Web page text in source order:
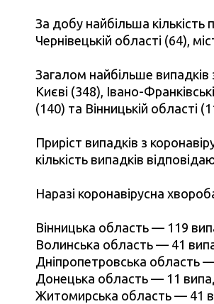
За добу найбільша
Чернівецькій області (64),
Загалом найбільше випадків
Києві (348), Івано-
(140) та Вінницькій області
Приріст випадків з
кількість випадків
Наразі коронавірусна
Вінницька область — 119
Волинська область — 41
Дніпропетровська область
Донецька область — 11
Житомирська область — 41